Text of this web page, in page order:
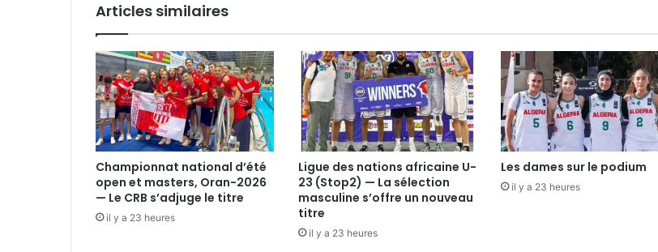
Articles similaires
Championnat national d’été
open et masters, Oran-2026
— Le CRB s’adjuge le titre
il y a 23 heures
Ligue des nations africaine U-
23 (Stop2) — La sélection
masculine s’offre un nouveau
titre
il y a 23 heures
Les dames sur le podium
il y a 23 heures